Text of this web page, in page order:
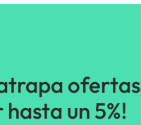
ofertas
un 5%!